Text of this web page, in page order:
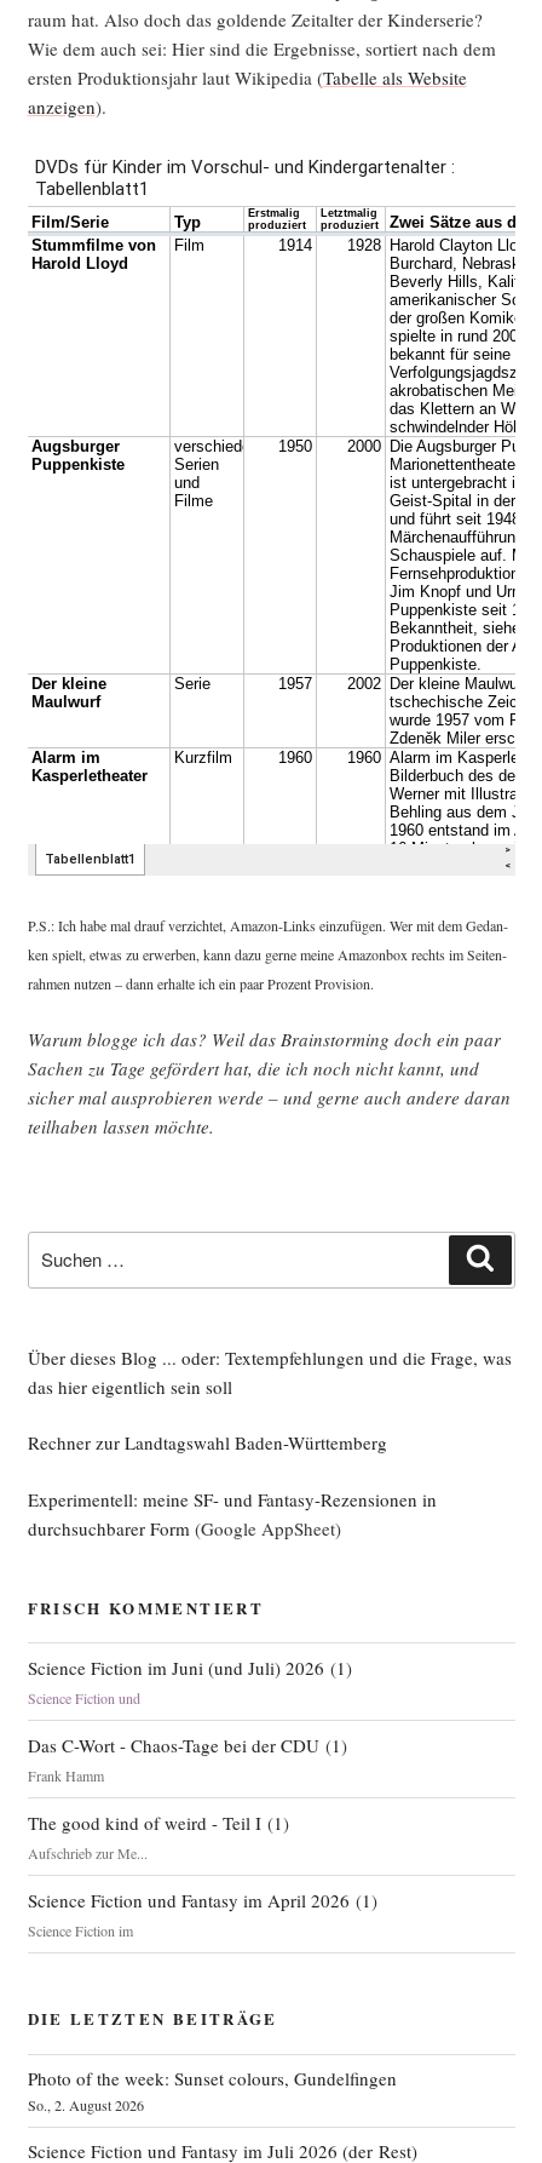
raum hat. Also doch das gol­den­de Zeit­al­ter der Kin­der­se­rie?
Wie dem auch sei: Hier sind die Ergeb­nis­se, sor­tiert nach dem
ers­ten Pro­duk­ti­ons­jahr laut Wiki­pe­dia (Tabel­le als Web­site
anzei­gen).
P.S.: Ich habe mal drauf ver­zich­tet, Ama­zon-Links ein­zu­fü­gen. Wer mit dem Gedan­
ken spielt, etwas zu erwer­ben, kann dazu ger­ne mei­ne Ama­zon­box rechts im Sei­ten­
rah­men nut­zen – dann erhal­te ich ein paar Pro­zent Provision.
War­um blog­ge ich das? Weil das Brain­stor­ming doch ein paar
Sachen zu Tage geför­dert hat, die ich noch nicht kannt, und
sicher mal aus­pro­bie­ren wer­de – und ger­ne auch ande­re dar­an
teil­ha­ben las­sen möchte.
nach:
Über dieses Blog ... oder: Textempfehlungen und die Frage, was
das hier eigentlich sein soll
Rechner zur Landtagswahl Baden-Württemberg
Experimentell: meine SF- und Fantasy-Rezensionen in
durchsuchbarer Form (Google AppSheet)
FRISCH KOMMENTIERT
Science Fiction im Juni (und Juli) 2026 (1)
Science Fiction und
Das C-Wort - Chaos-Tage bei der CDU(1)
Frank Hamm
The good kind of weird - Teil I(1)
Aufschrieb zur Me...
Science Fiction und Fantasy im April 2026 (1)
Science Fiction im
DIE LETZTEN BEITRÄGE
Photo of the week: Sunset colours, Gundelfingen
So., 2. August 2026
Science Fiction und Fantasy im Juli 2026 (der Rest)